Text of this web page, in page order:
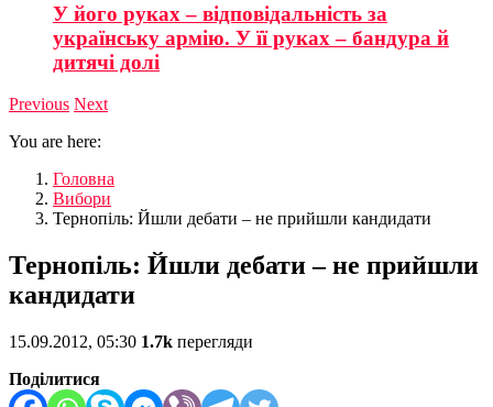
У його руках – відповідальність за
українську армію. У її руках – бандура й
дитячі долі
Previous Next
You are here:
Головна
Вибори
Тернопіль: Йшли дебати – не прийшли кандидати
Тернопіль: Йшли дебати – не прийшли
кандидати
15.09.2012, 05:30 1.7k перегляди
Поділитися